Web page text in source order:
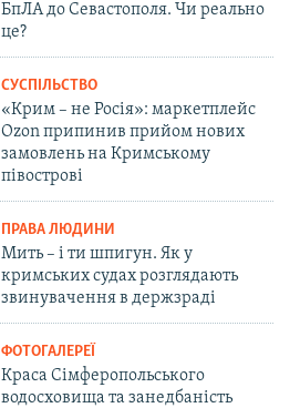
БпЛА до Севастополя. Чи реально
це?
СУСПІЛЬСТВО
«Крим – не Росія»: маркетплейс
Ozon припинив прийом нових
замовлень на Кримському
півострові
ПРАВА ЛЮДИНИ
Мить – і ти шпигун. Як у
кримських судах розглядають
звинувачення в держзраді
ФОТОГАЛЕРЕЇ
Краса Сімферопольського
водосховища та занедбаність